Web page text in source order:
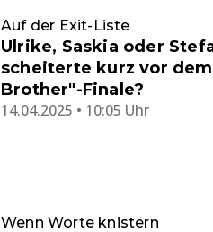
Auf der Exit-Liste
Ulrike, Saskia oder
scheiterte kurz vor
Brother"-Finale?
14.04.2025 • 10:05 Uhr
Wenn Worte knistern